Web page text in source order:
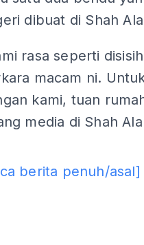
dibuat di Shah
rasa seperti
macam ni.
kami, tuan
media di Shah
berita penuh/asal]